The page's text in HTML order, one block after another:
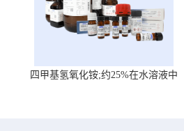
四甲基氢氧化铵;约25%在水溶液中